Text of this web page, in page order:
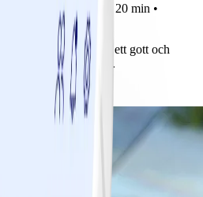
Tillagning:
20 min •
olika sätt. Här är ett gott och
och sweet chilisås.